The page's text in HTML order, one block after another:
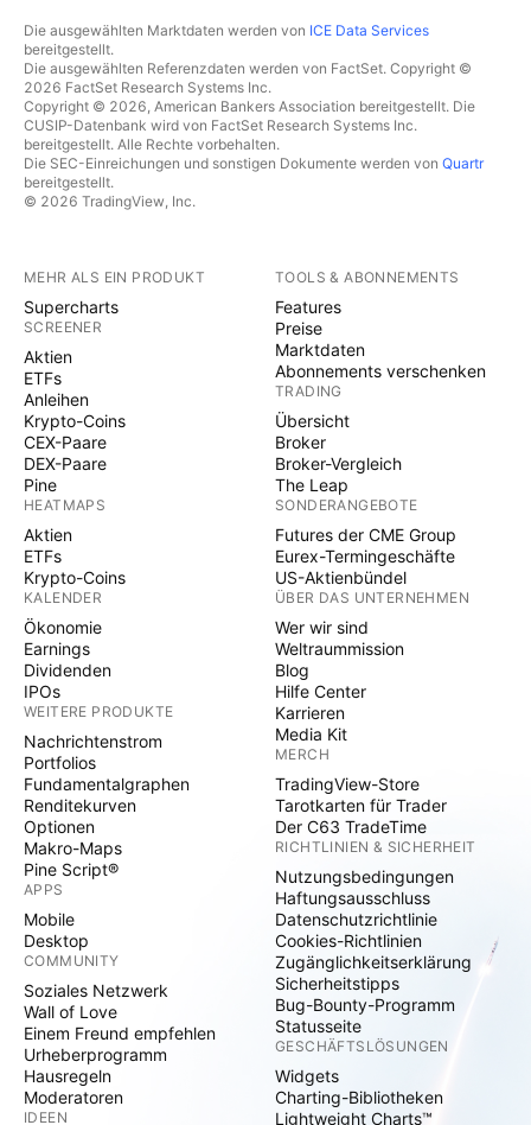
Die ausgewählten Marktdaten werden von ICE Data Services
bereitgestellt.
Die ausgewählten Referenzdaten werden von FactSet. Copyright ©
2026 FactSet Research Systems Inc.
Copyright © 2026, American Bankers Association bereitgestellt. Die
CUSIP-Datenbank wird von FactSet Research Systems Inc.
bereitgestellt. Alle Rechte vorbehalten.
Die SEC-Einreichungen und sonstigen Dokumente werden von Quartr
bereitgestellt.
© 2026 TradingView, Inc.
MEHR ALS EIN PRODUKT
Supercharts
SCREENER
Aktien
ETFs
Anleihen
Krypto-Coins
CEX-Paare
DEX-Paare
Pine
HEATMAPS
Aktien
ETFs
Krypto-Coins
KALENDER
Ökonomie
Earnings
Dividenden
IPOs
WEITERE PRODUKTE
Nachrichtenstrom
Portfolios
Fundamentalgraphen
Renditekurven
Optionen
Makro-Maps
Pine Script®
APPS
Mobile
Desktop
COMMUNITY
Soziales Netzwerk
Wall of Love
Einem Freund empfehlen
Urheberprogramm
Hausregeln
Moderatoren
IDEEN
TOOLS & ABONNEMENTS
Features
Preise
Marktdaten
Abonnements verschenken
TRADING
Übersicht
Broker
Broker-Vergleich
The Leap
SONDERANGEBOTE
Futures der CME Group
Eurex-Termingeschäfte
US-Aktienbündel
ÜBER DAS UNTERNEHMEN
Wer wir sind
Weltraummission
Blog
Hilfe Center
Karrieren
Media Kit
MERCH
TradingView-Store
Tarotkarten für Trader
Der C63 TradeTime
RICHTLINIEN & SICHERHEIT
Nutzungsbedingungen
Haftungsausschluss
Datenschutzrichtlinie
Cookies-Richtlinien
Zugänglichkeitserklärung
Sicherheitstipps
Bug-Bounty-Programm
Statusseite
GESCHÄFTSLÖSUNGEN
Widgets
Charting-Bibliotheken
Lightweight Charts™